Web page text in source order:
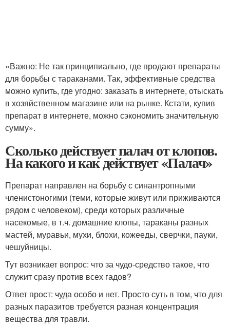
«Важно: Не так принципиально, где продают препараты
для борьбы с тараканами. Так, эффективные средства
можно купить, где угодно: заказать в интернете, отыскать
в хозяйственном магазине или на рынке. Кстати, купив
препарат в интернете, можно сэкономить значительную
сумму».
Сколько действует палач от клопов.
На какого и как действует «Палач»
Препарат направлен на борьбу с синантропными
членистоногими (теми, которые живут или приживаются
рядом с человеком), среди которых различные
насекомые, в т.ч. домашние клопы, тараканы разных
мастей, муравьи, мухи, блохи, кожееды, сверчки, пауки,
чешуйницы.
Тут возникает вопрос: что за чудо-средство такое, что
служит сразу против всех гадов?
Ответ прост: чуда особо и нет. Просто суть в том, что для
разных паразитов требуется разная концентрация
вещества для травли.